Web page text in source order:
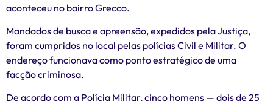
aconteceu no bairro Grecco.
Mandados de busca e apreensão, expedidos pela Justiça,
foram cumpridos no local pelas polícias Civil e Militar. O
endereço funcionava como ponto estratégico de uma
facção criminosa.
De acordo com a Polícia Militar, cinco homens — dois de 25